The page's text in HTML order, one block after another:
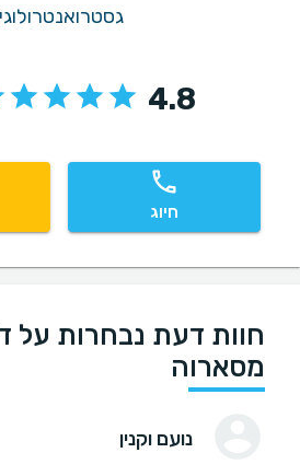
4.8
חיוג
חוות דעת נבחרות על
מסארוה
נועם וקנין